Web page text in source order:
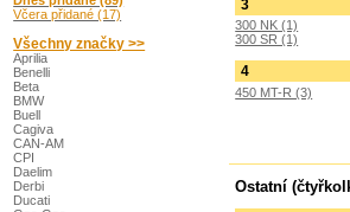
3
300 NK (1)
300 SR (1)
4
450 MT-R (3)
Ostatní
Včera přidané (17)
Všechny značky >>
Aprilia
Benelli
Beta
BMW
Buell
Cagiva
CAN-AM
CPI
Daelim
Derbi
Ducati